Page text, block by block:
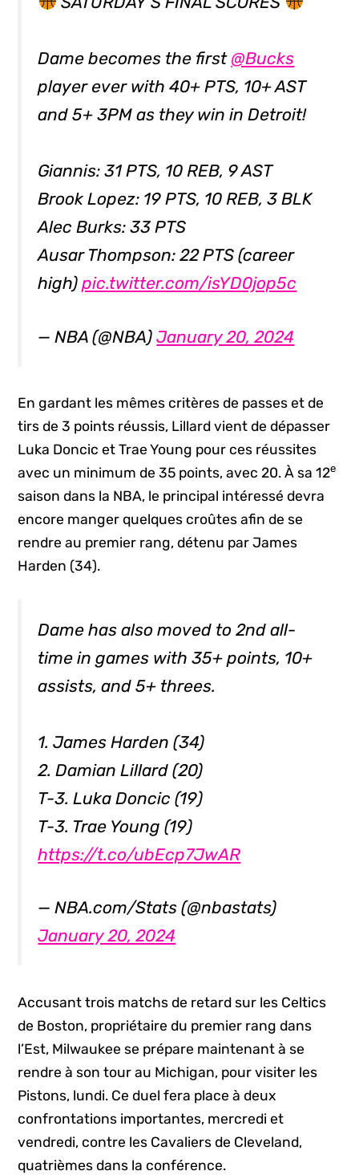
Dame becomes the first @Bucks
player ever with 40+ PTS, 10+ AST
and 5+ 3PM as they win in Detroit!
Giannis: 31 PTS, 10 REB, 9 AST
Brook Lopez: 19 PTS, 10 REB, 3 BLK
Alec Burks: 33 PTS
Ausar Thompson: 22 PTS (career
high)pic.twitter.com/isYD0jop5c
— NBA (@NBA)January 20, 2024
En gardant les mêmes critères de passes et de
tirs de 3 points réussis, Lillard vient de dépasser
Luka Doncic et Trae Young pour ces réussites
avec un minimum de 35 points, avec 20. À sa 12e
saison dans la NBA, le principal intéressé devra
encore manger quelques croûtes afin de se
rendre au premier rang, détenu par James
Harden (34).
Dame has also moved to 2nd all-
time in games with 35+ points, 10+
assists, and 5+ threes.
1. James Harden (34)
2. Damian Lillard (20)
T-3. Luka Doncic (19)
T-3. Trae Young (19)
https://t.co/ubEcp7JwAR
— NBA.com/Stats (@nbastats)
January 20, 2024
Accusant trois matchs de retard sur les Celtics
de Boston, propriétaire du premier rang dans
l’Est, Milwaukee se prépare maintenant à se
rendre à son tour au Michigan, pour visiter les
Pistons, lundi. Ce duel fera place à deux
confrontations importantes, mercredi et
vendredi, contre les Cavaliers de Cleveland,
quatrièmes dans la conférence.